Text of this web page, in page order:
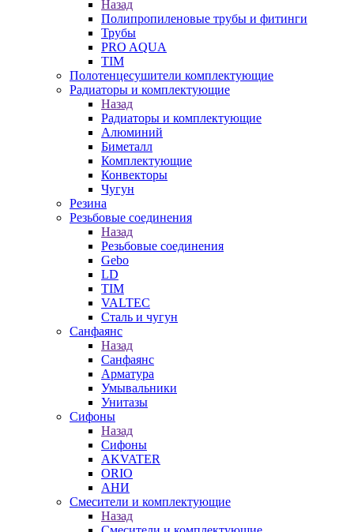
Назад
Полипропиленовые трубы и фитинги
Трубы
PRO AQUA
TIM
Полотенцесушители комплектующие
Радиаторы и комплектующие
Назад
Радиаторы и комплектующие
Алюминий
Биметалл
Комплектующие
Конвекторы
Чугун
Резина
Резьбовые соединения
Назад
Резьбовые соединения
Gebo
LD
TIM
VALTEC
Сталь и чугун
Санфаянс
Назад
Санфаянс
Арматура
Умывальники
Унитазы
Сифоны
Назад
Сифоны
AKVATER
ORIO
АНИ
Смесители и комплектующие
Назад